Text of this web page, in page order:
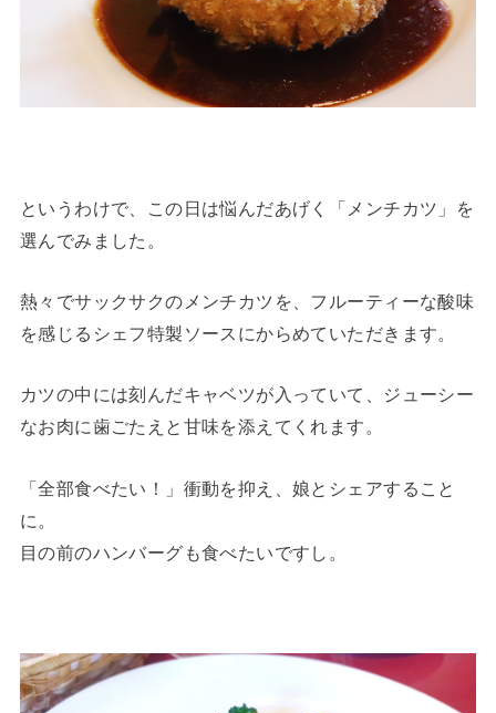
というわけで、この日は悩んだあげく「メンチカツ」を
選んでみました。
熱々でサックサクのメンチカツを、フルーティーな酸味
を感じるシェフ特製ソースにからめていただきます。
カツの中には刻んだキャベツが入っていて、ジューシー
なお肉に歯ごたえと甘味を添えてくれます。
「全部食べたい！」衝動を抑え、娘とシェアすること
に。
目の前のハンバーグも食べたいですし。